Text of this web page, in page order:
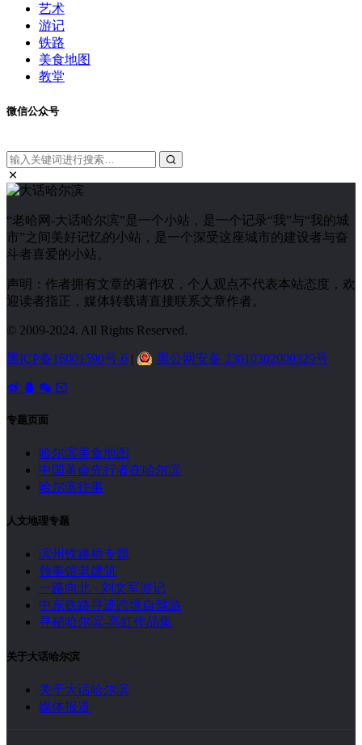
艺术
游记
铁路
美食地图
教堂
微信公众号
“老哈网-大话哈尔滨”是一个小站，是一个记录“我”与“我的城
市”之间美好记忆的小站，是一个深受这座城市的建设者与奋
斗者喜爱的小站。
声明：作者拥有文章的著作权，个人观点不代表本站态度，欢
迎读者指正，媒体转载请直接联系文章作者。
© 2009-2024. All Rights Reserved.
黑ICP备16001590号-6 | 黑公网安备 23010302000329号
专题页面
哈尔滨美食地图
中国革命先行者在哈尔滨
哈尔滨往事
人文地理专题
滨州铁路桥专题
领事馆老建筑
一路向北 · 刘文军游记
中东铁路寻迹跨境自驾游
寻秘哈尔滨-高虹作品集
关于大话哈尔滨
关于大话哈尔滨
媒体报道